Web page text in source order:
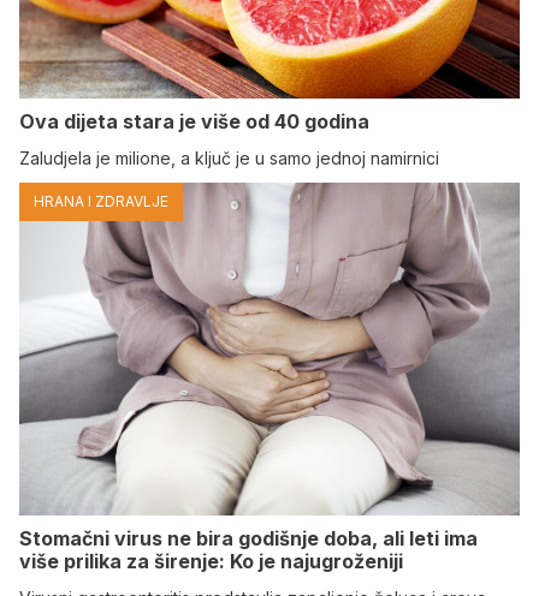
Ova dijeta stara je više od 40 godina
Zaludjela je milione, a ključ je u samo jednoj namirnici
HRANA I ZDRAVLJE
Stomačni virus ne bira godišnje doba, ali leti ima
više prilika za širenje: Ko je najugroženiji